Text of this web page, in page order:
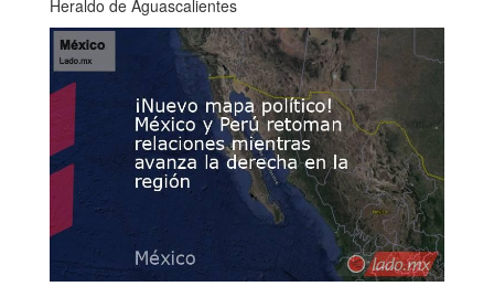
Heraldo de Aguascalientes